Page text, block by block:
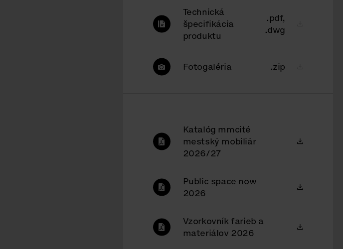
Technická
špecifikácia
produktu
.pdf,
.dwg
Fotogaléria .zip
Katalóg mmcité
mestský mobiliár
2026/27
Public space now
2026
Vzorkovník farieb a
materiálov 2026